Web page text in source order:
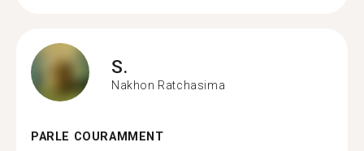
S.
Nakhon Ratchasima
PARLE COURAMMENT